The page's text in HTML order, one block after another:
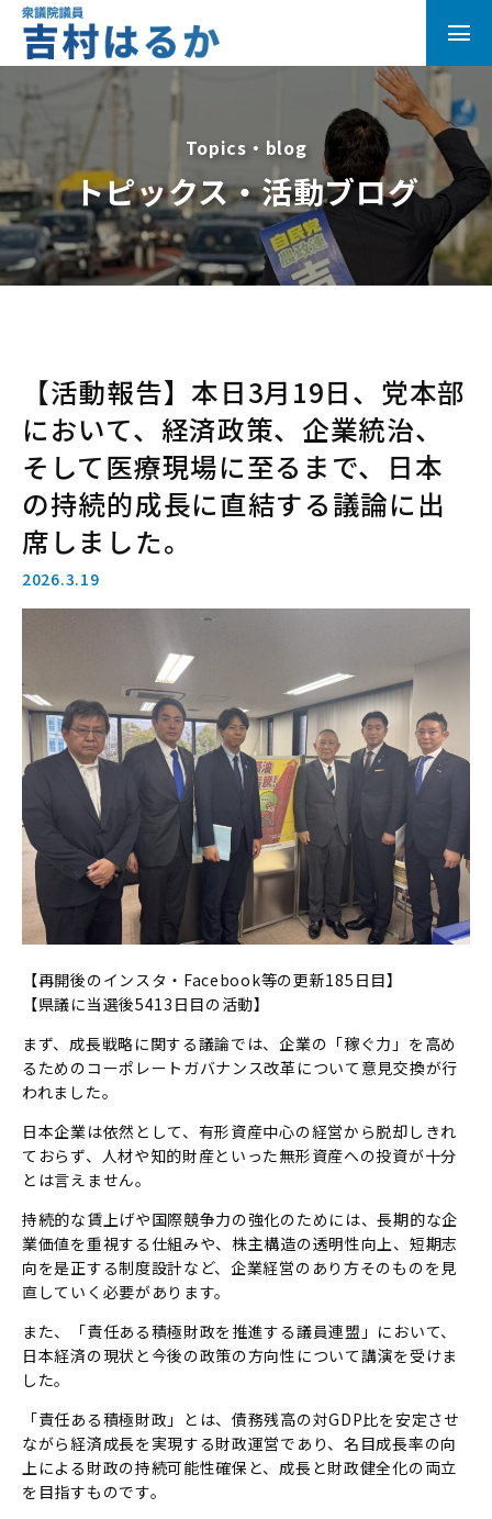
Topics・blog
トピックス・活動ブログ
【活動報告】本日3月19日、党本部
において、経済政策、企業統治、
そして医療現場に至るまで、日本
の持続的成長に直結する議論に出
席しました。
2026.3.19
【再開後のインスタ・Facebook等の更新185日目】
【県議に当選後5413日目の活動】
まず、成長戦略に関する議論では、企業の「稼ぐ力」を高め
るためのコーポレートガバナンス改革について意見交換が行
われました。
日本企業は依然として、有形資産中心の経営から脱却しきれ
ておらず、人材や知的財産といった無形資産への投資が十分
とは言えません。
持続的な賃上げや国際競争力の強化のためには、長期的な企
業価値を重視する仕組みや、株主構造の透明性向上、短期志
向を是正する制度設計など、企業経営のあり方そのものを見
直していく必要があります。
また、「責任ある積極財政を推進する議員連盟」において、
日本経済の現状と今後の政策の方向性について講演を受けま
した。
「責任ある積極財政」とは、債務残高の対GDP比を安定させ
ながら経済成長を実現する財政運営であり、名目成長率の向
上による財政の持続可能性確保と、成長と財政健全化の両立
を目指すものです。